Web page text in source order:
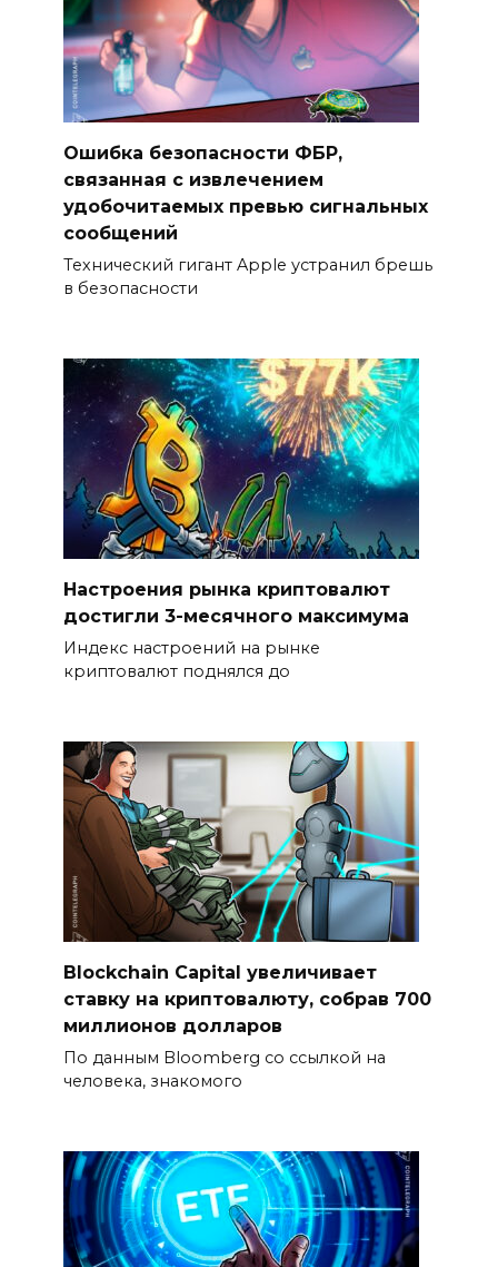
Ошибка безопасности ФБР,
связанная с извлечением
удобочитаемых превью сигнальных
сообщений
Технический гигант Apple устранил брешь
в безопасности
Настроения рынка криптовалют
достигли 3-месячного максимума
Индекс настроений на рынке
криптовалют поднялся до
Blockchain Capital увеличивает
ставку на криптовалюту, собрав 700
миллионов долларов
По данным Bloomberg со ссылкой на
человека, знакомого